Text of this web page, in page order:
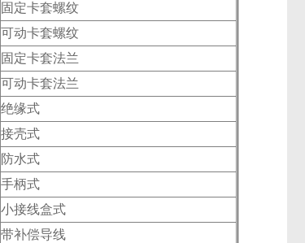
固定卡套螺纹
可动卡套螺纹
固定卡套法兰
可动卡套法兰
绝缘式
接壳式
防水式
手柄式
小接线盒式
带补偿导线